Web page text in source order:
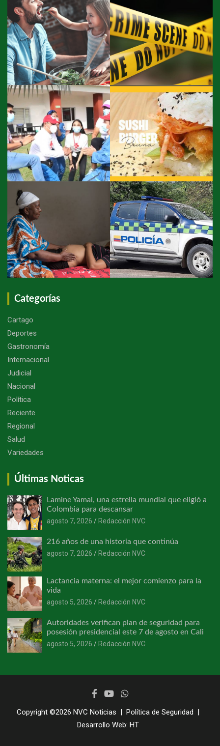
Categorías
Cartago
Deportes
Gastronomía
Internacional
Judicial
Nacional
Política
Reciente
Regional
Salud
Variedades
Últimas Noticas
Lamine Yamal, una estrella mundial que eligió a
Colombia para descansar
agosto 7, 2026
Redacción NVC
216 años de una historia que continúa
agosto 7, 2026
Redacción NVC
Lactancia materna: el mejor comienzo para la
vida
agosto 5, 2026
Redacción NVC
Autoridades verifican plan de seguridad para
posesión presidencial este 7 de agosto en Cali
agosto 5, 2026
Redacción NVC
Copyright ©2026 NVC Noticias
Política de Seguridad
Desarrollo Web: HT